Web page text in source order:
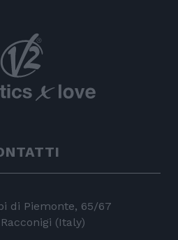
di Piemonte, 65/67
(Italy)